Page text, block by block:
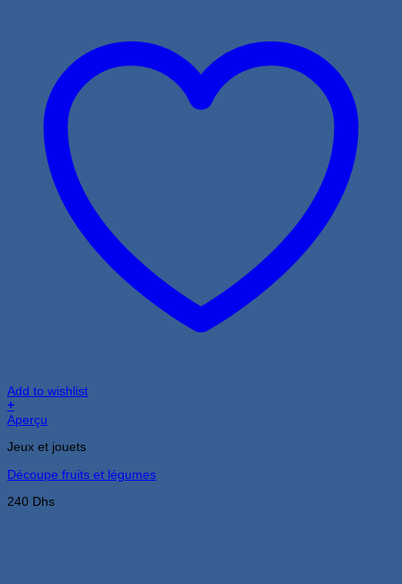
Add to wishlist
+
Aperçu
Jeux et jouets
Découpe fruits et légumes
240 Dhs